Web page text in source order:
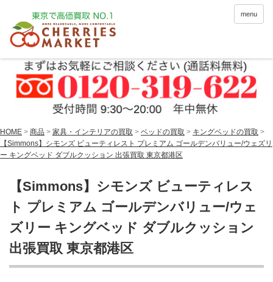
menu
HOME > 商品 > 家具・インテリアの買取 > ベッドの買取 > キングベッドの買取 >
【Simmons】シモンズ ビューティレスト プレミアム ゴールデンバリュー/ウェズリ
ー キングベッド ダブルクッション 出張買取 東京都港区
【Simmons】シモンズ ビューティレス
ト プレミアム ゴールデンバリュー/ウェ
ズリー キングベッド ダブルクッション
出張買取 東京都港区